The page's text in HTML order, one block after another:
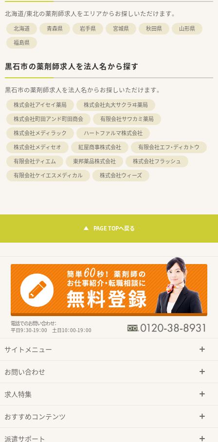
北海道/東北の薬剤師求人をエリアからお探しいただけます。
北海道 青森県 岩手県 宮城県 秋田県
山形県
福島県
黒石市の薬剤師求人を法人名から探す
黒石市の薬剤師求人を法人名からお探しいただけます。
株式会社アイセイ薬局
株式会社丸大サクラヰ薬局
株式会社町田アンド町田商会
有限会社サワカミ薬局
株式会社メディラック
ハートファルマ株式会社
株式会社メディセオ
紅屋商事株式会社
有限会社エフ・ディカトウ
有限会社ティエム
東邦薬品株式会社
株式会社フラッシュ
有限会社ケイエスメディカル
株式会社ウィーズ
PAGE TOPへ戻る
電話でのお問い合わせ：
平日9：30-19：00 土日10：00-19：00
サイトメニュー
お問い合わせ
求人特集
おすすめコンテンツ
派遣サポート